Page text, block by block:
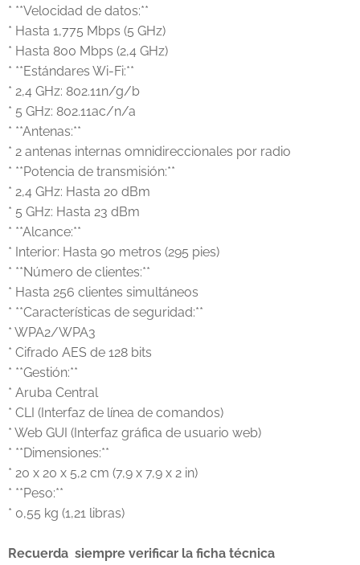
* **Velocidad de datos:**
* Hasta 1,775 Mbps (5 GHz)
* Hasta 800 Mbps (2,4 GHz)
* **Estándares Wi-Fi:**
* 2,4 GHz: 802.11n/g/b
* 5 GHz: 802.11ac/n/a
* **Antenas:**
* 2 antenas internas omnidireccionales por radio
* **Potencia de transmisión:**
* 2,4 GHz: Hasta 20 dBm
* 5 GHz: Hasta 23 dBm
* **Alcance:**
* Interior: Hasta 90 metros (295 pies)
* **Número de clientes:**
* Hasta 256 clientes simultáneos
* **Características de seguridad:**
* WPA2/WPA3
* Cifrado AES de 128 bits
* **Gestión:**
* Aruba Central
* CLI (Interfaz de línea de comandos)
* Web GUI (Interfaz gráfica de usuario web)
* **Dimensiones:**
* 20 x 20 x 5,2 cm (7,9 x 7,9 x 2 in)
* **Peso:**
* 0,55 kg (1,21 libras)
Recuerda siempre verificar la ficha técnica